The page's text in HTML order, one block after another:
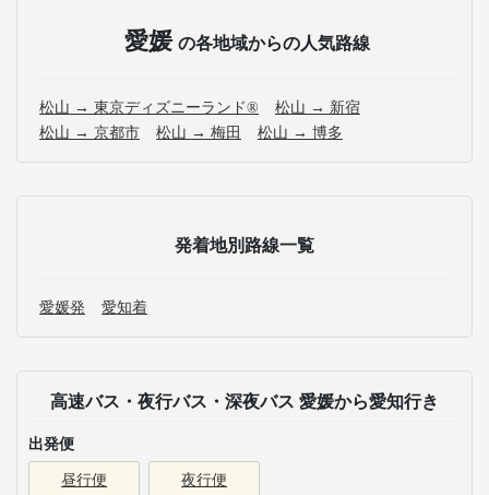
愛媛 の各地域からの人気路線
松山 → 東京ディズニーランド®
松山 → 新宿
松山 → 京都市
松山 → 梅田 松山 → 博多
発着地別路線一覧
愛媛発 愛知着
高速バス・夜行バス・深夜バス 愛媛から愛知行き
出発便
昼行便 夜行便